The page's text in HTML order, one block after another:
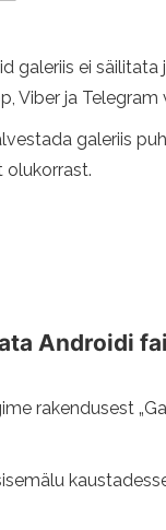
ei säilitata
Viber ja Telegram
galeriis
olukorrast.
Androidi
rakendusest